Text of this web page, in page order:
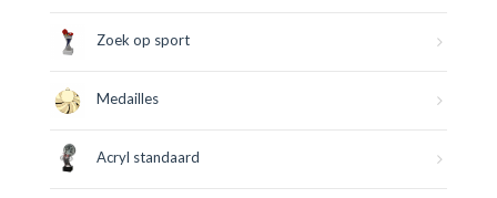
Zoek op sport
Medailles
Acryl standaard